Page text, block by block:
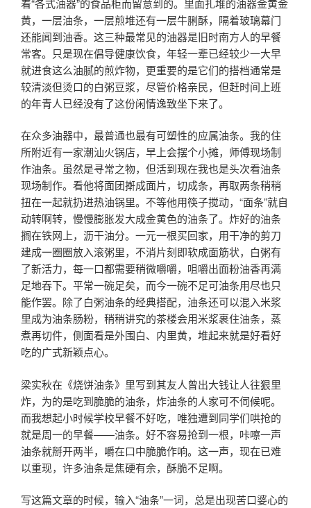
黄，一层油条，一层煎堆还有一层牛脷酥，隔着玻璃幕门
还能闻到油香。这三种最常见的油器是旧时南方人的早餐
常客。只是现在倡导健康饮食，年轻一辈已经较少一大早
就进食这么油腻的煎炸物，更重要的是它们的搭档通常是
较清淡但烫口的白粥豆浆，尽管价格亲民，但赶时间上班
的年青人已经没有了这份闲情逸致坐下来了。
在众多油器中，最普通也最有可塑性的应属油条。我的住
所附近有一家潮汕火锅店，早上会摆个小摊，师傅现场制
作油条。虽然是寻常之物，但活到现在我也是头次看油条
现场制作。看他将面团搟成面片，切成条，再取两条稍稍
扭在一起就扔进热油锅里。不等他用筷子搅动，“面条”就自
动转啊转，慢慢膨胀发大成金黄色的油条了。炸好的油条
搁在铁网上，沥干油分。一元一根买回家，用干净的剪刀
建成一圈圈放入滚粥里，不消片刻即软成面筋状，白粥有
了新活力，每一口都需要稍微嚼嚼，咀嚼出面粉油香再满
足地吞下。平常一碗足矣，而今一碗不足可油条用尽也只
能作罢。除了白粥油条的经典搭配，油条还可以混入米浆
里成为油条肠粉，稍稍讲究的茶楼会用米浆裹住油条，蒸
煮再切件，侧面看是外围白、内里黄，堆起来就是好看好
吃的广式新颖点心。
梁实秋在《烧饼油条》里写到其友人曾出大钱让人往狠里
炸，为的是吃到脆脆的油条，炸油条的人家可不伺候呢。
而我想起小时候学校早餐不好吃，唯独遭到同学们哄抢的
就是周一的早餐——油条。好不容易抢到一根，咔嚓一声
油条就掰开两半，嚼在口中脆脆作响。这一声，现在已难
以重现，许多油条是焦硬有余，酥脆不足啊。
写这篇文章的时候，输入“油条”一词，总是出现苦口婆心的